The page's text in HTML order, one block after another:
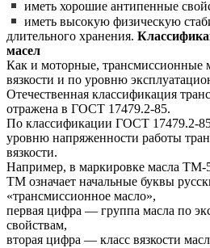
иметь хорошие антипенные
иметь высокую физическую
длительного хранения.
масел
Как и моторные, трансмиссионные
вязкости и по уровню
Отечественная классификация
отражена в ГОСТ 17479.2-85.
По классификации ГОСТ 17479.2-
уровню напряженности работы
вязкости.
Например, в маркировке масла ТМ-
ТМ означает начальные буквы
«трансмиссионное масло»,
первая цифра — группа масла по
свойствам,
вторая цифра — класс вязкости